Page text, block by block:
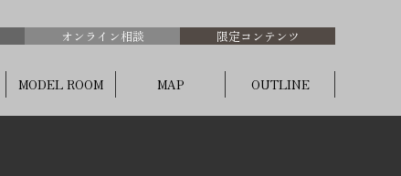
オンライン相談 限定コンテンツ
MODEL ROOM MAP OUTLINE